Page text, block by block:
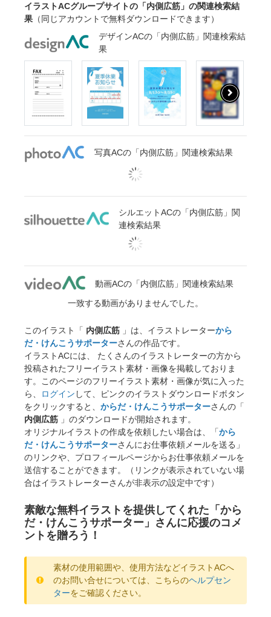
イラストACグループサイトの「内側広筋」の関連検索結
果 （同じアカウントで無料ダウンロードできます）
デザインACの「内側広筋」関連検索結
果
写真ACの「内側広筋」関連検索結果
シルエットACの「内側広筋」関
連検索結果
動画ACの「内側広筋」関連検索結果
一致する動画がありませんでした。
このイラスト「 内側広筋 」は、イラストレーターから
だ・けんこうサポーターさんの作品です。
イラストACには、 たくさんのイラストレーターの方から
投稿されたフリーイラスト素材・画像を掲載しておりま
す。このページのフリーイラスト素材・画像が気に入った
ら、
ログイン して、ピンクのイラストダウンロードボタン
をクリックすると、 からだ・けんこうサポーターさんの「
内側広筋 」のダウンロードが開始されます。
オリジナルイラストの作成を依頼したい場合は、「から
だ・けんこうサポーターさんにお仕事依頼メールを送る」
のリンクや、プロフィールページからお仕事依頼メールを
送信することができます。（リンクが表示されていない場
合はイラストレーターさんが非表示の設定中です）
素敵な無料イラストを提供してくれた「から
だ・けんこうサポーター」さんに応援のコメ
ントを贈ろう！
素材の使用範囲や、使用方法などイラストACへ
のお問い合せについては、こちらのヘルプセン
ターをご確認ください。